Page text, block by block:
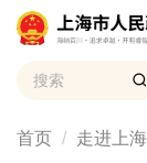
首页 走进上海